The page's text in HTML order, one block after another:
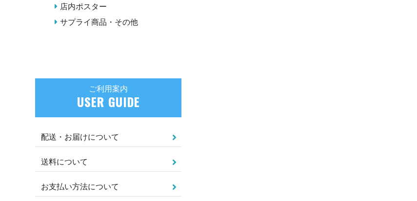
店内ポスター
サプライ商品・その他
ご利用案内
USER GUIDE
配送・お届けについて
送料について
お支払い方法について